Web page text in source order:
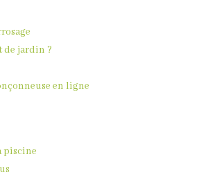
de jardin ?
en ligne
piscine